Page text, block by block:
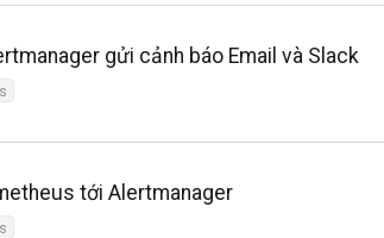
gửi cảnh báo Email và Slack
tới Alertmanager